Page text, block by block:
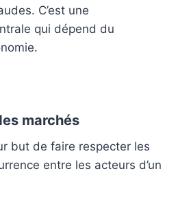
C’est une
qui dépend du
marchés
but de faire respecter les
entre les acteurs d’un